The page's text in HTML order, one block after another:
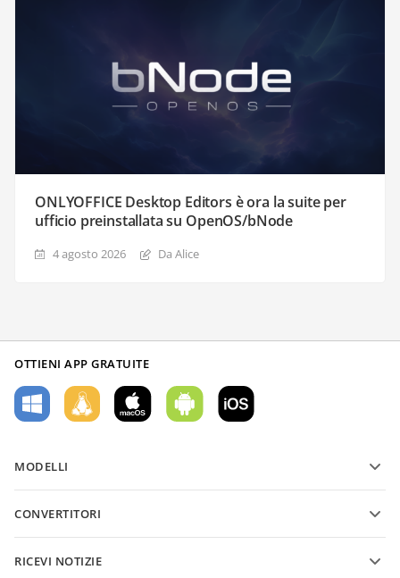
ONLYOFFICE Desktop Editors è ora la suite per
ufficio preinstallata su OpenOS/bNode
4 agosto 2026 Da Alice
OTTIENI APP GRATUITE
MODELLI
Modelli di documenti di testo
CONVERTITORI
Converti fogli di calcolo
RICEVI NOTIZIE